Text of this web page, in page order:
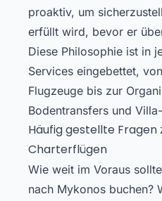
proaktiv, um
erfüllt wird, bevor er
Diese Philosophie ist in
Services eingebettet,
Flugzeuge bis zur
Bodentransfers und
Häufig gestellte
Charterflügen
Wie weit im Voraus
nach Mykonos buchen?